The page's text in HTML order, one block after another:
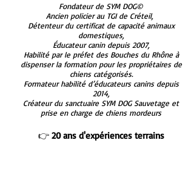
Fondateur de SYM DOG©
Ancien policier au TGI de Créteil,
Détenteur du certificat de capacité animaux
domestiques,
Éducateur canin depuis 2007,
Habilité par le préfet des Bouches du Rhône à
dispenser la formation pour les propriétaires de
chiens catégorisés.
Formateur habilité d’éducateurs canins depuis
2014,
Créateur du sanctuaire SYM DOG Sauvetage et
prise en charge de chiens mordeurs
👉 20 ans d'expériences terrains